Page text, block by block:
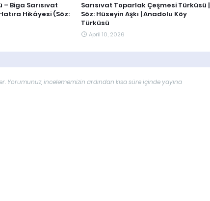
– Biga Sarısıvat
Hikâyesi (Söz:
Sarısıvat Toparlak Çeşmesi Türküsü |
Söz: Hüseyin Aşkı | Anadolu Köy
Türküsü
April 10, 2026
Yorumunuz, incelememizin ardından kısa süre içinde yayına